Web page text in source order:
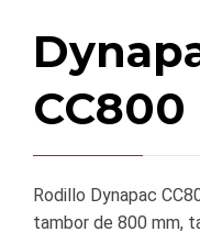
CC800
Rodillo Dynapac
tambor de 800 mm,